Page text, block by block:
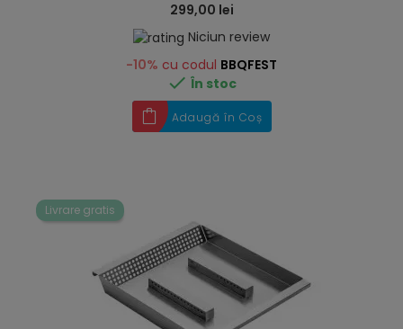
299,00 lei
Niciun review
-10% cu codul BBQFEST
 În stoc
Adaugă în Coș
Livrare gratis